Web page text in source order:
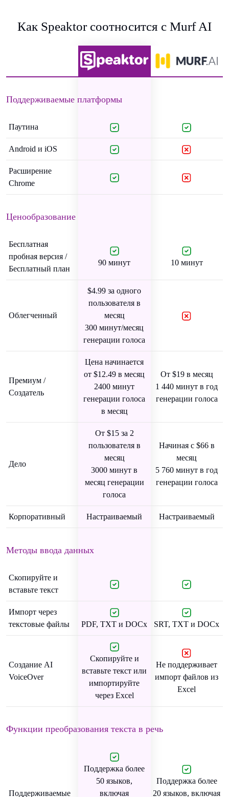
Как Speaktor соотносится с Murf AI
Поддерживаемые платформы
Паутина
Android и iOS
Расширение
Chrome
Ценообразование
Бесплатная
пробная версия /
Бесплатный план
90 минут 10 минут
Облегченный
$4.99 за одного
пользователя в
месяц
300 минут/месяц
генерации голоса
Премиум /
Создатель
Цена начинается
от $12.49 в месяц
2400 минут
генерации голоса
в месяц
От $19 в месяц
1 440 минут в год
генерации голоса
Дело
От $15 за 2
пользователя в
месяц
3000 минут в
месяц генерации
голоса
Начиная с $66 в
месяц
5 760 минут в год
генерации голоса
Корпоративный Настраиваемый Настраиваемый
Методы ввода данных
Скопируйте и
вставьте текст
Импорт через
текстовые файлы
PDF, TXT и DOCx SRT, TXT и DOCx
Создание AI
VoiceOver
Скопируйте и
вставьте текст или
импортируйте
через Excel
Не поддерживает
импорт файлов из
Excel
Функции преобразования текста в речь
Поддерживаемые
Поддержка более
50 языков,
включая
Поддержка более
20 языков, включая